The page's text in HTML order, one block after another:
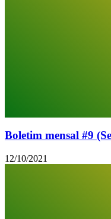
Boletim mensal #9
12/10/2021